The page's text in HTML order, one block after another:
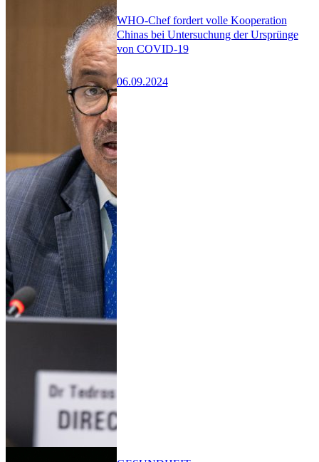
WHO-Chef fordert volle Kooperation
Chinas bei Untersuchung der Ursprünge
von COVID-19
06.09.2024